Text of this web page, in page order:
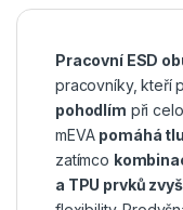
Pracovní ESD
pracovníky, kteří
pohodlím při
mEVA pomáhá
zatímco
a TPU prvků